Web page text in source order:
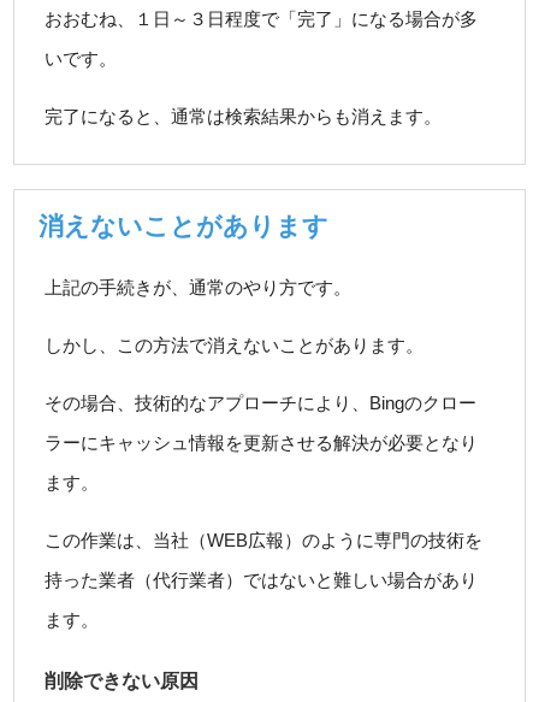
おおむね、１日～３日程度で「完了」になる場合が多
いです。
完了になると、通常は検索結果からも消えます。
消えないことがあります
上記の手続きが、通常のやり方です。
しかし、この方法で消えないことがあります。
その場合、技術的なアプローチにより、Bingのクロー
ラーにキャッシュ情報を更新させる解決が必要となり
ます。
この作業は、当社（WEB広報）のように専門の技術を
持った業者（代行業者）ではないと難しい場合があり
ます。
削除できない原因